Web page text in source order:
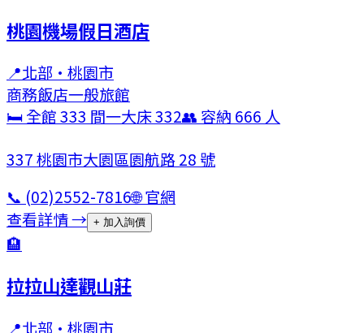
桃園機場假日酒店
📍北部 · 桃園市
商務飯店一般旅館
🛏 全館333 間一大床332👥 容納 666 人
337 桃園市大園區園航路 28 號
📞 (02)2552-7816🌐 官網
查看詳情 → + 加入詢價
🏨
拉拉山達觀山莊
📍北部 · 桃園市